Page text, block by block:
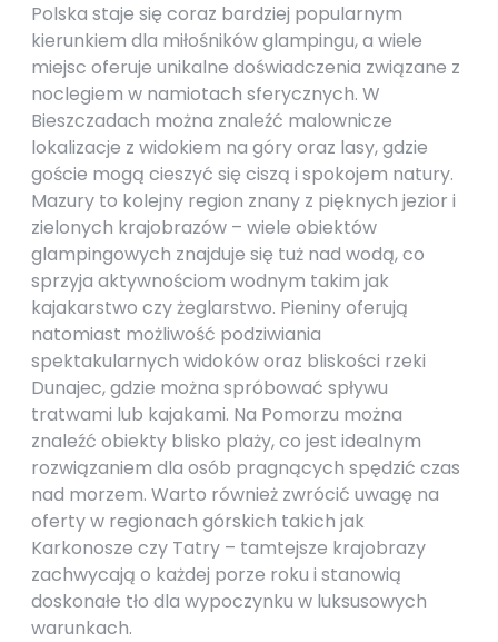
Polska staje się coraz bardziej popularnym
kierunkiem dla miłośników glampingu, a wiele
miejsc oferuje unikalne doświadczenia związane z
noclegiem w namiotach sferycznych. W
Bieszczadach można znaleźć malownicze
lokalizacje z widokiem na góry oraz lasy, gdzie
goście mogą cieszyć się ciszą i spokojem natury.
Mazury to kolejny region znany z pięknych jezior i
zielonych krajobrazów – wiele obiektów
glampingowych znajduje się tuż nad wodą, co
sprzyja aktywnościom wodnym takim jak
kajakarstwo czy żeglarstwo. Pieniny oferują
natomiast możliwość podziwiania
spektakularnych widoków oraz bliskości rzeki
Dunajec, gdzie można spróbować spływu
tratwami lub kajakami. Na Pomorzu można
znaleźć obiekty blisko plaży, co jest idealnym
rozwiązaniem dla osób pragnących spędzić czas
nad morzem. Warto również zwrócić uwagę na
oferty w regionach górskich takich jak
Karkonosze czy Tatry – tamtejsze krajobrazy
zachwycają o każdej porze roku i stanowią
doskonałe tło dla wypoczynku w luksusowych
warunkach.